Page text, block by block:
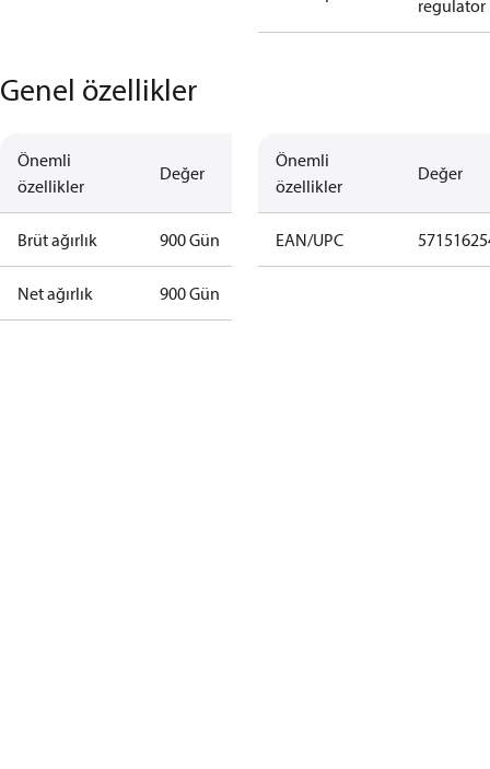
regulator
Genel özellikler
Önemli
özellikler
Değer
Brüt ağırlık 900 Gün
Net ağırlık 900 Gün
Önemli
özellikler
Değer
EAN/UPC